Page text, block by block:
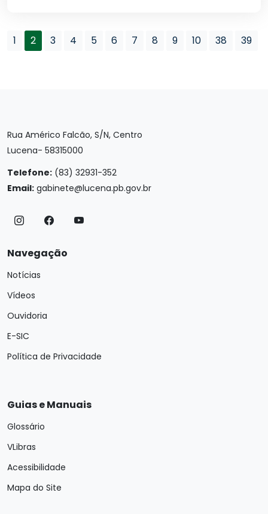
1 2 3 4 5 6 7 8 9 10 38 39
Rua Américo Falcão, S/N, Centro
Lucena- 58315000
Telefone: (83) 32931-352
Email: gabinete@lucena.pb.gov.br
Navegação
Notícias
Vídeos
Ouvidoria
E-SIC
Política de Privacidade
Guias e Manuais
Glossário
VLibras
Acessibilidade
Mapa do Site